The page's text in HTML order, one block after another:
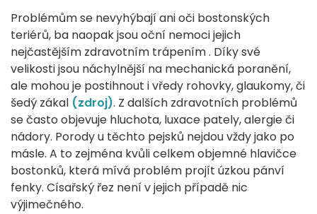
Problémům se nevyhýbají ani oči bostonských
teriérů, ba naopak jsou oční nemoci jejich
nejčastějším zdravotním trápením . Díky své
velikosti jsou náchylnější na mechanická poranění,
ale mohou je postihnout i vředy rohovky, glaukomy, či
šedý zákal (zdroj). Z dalších zdravotních problémů
se často objevuje hluchota, luxace pately, alergie či
nádory. Porody u těchto pejsků nejdou vždy jako po
másle. A to zejména kvůli celkem objemné hlavičce
bostonků, která mívá problém projít úzkou pánví
fenky. Císařský řez není v jejich případě nic
výjimečného.